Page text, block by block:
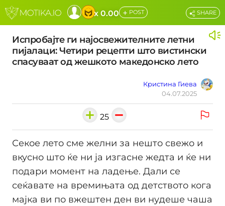
x 0.00 + POST
Испробајте ги најосвежителните летни
пијалаци: Четири рецепти што вистински
спасуваат од жешкото македонско лето
Кристина Гиева
04.07.2025
SHARE
25
Секое лето сме желни за нешто свежо и
вкусно што ќе ни ја изгасне жедта и ќе ни
подари момент на ладење. Дали се
сеќавате на времињата од детството кога
мајка ви по вжештен ден ви нудеше чаша